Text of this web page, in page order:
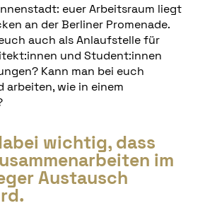
euer Arbeitsraum liegt
an der Berliner Promenade.
auch als Anlaufstelle für
und Student:innen
Kann man bei euch
arbeiten, wie in einem
wichtig, dass
im
Austausch